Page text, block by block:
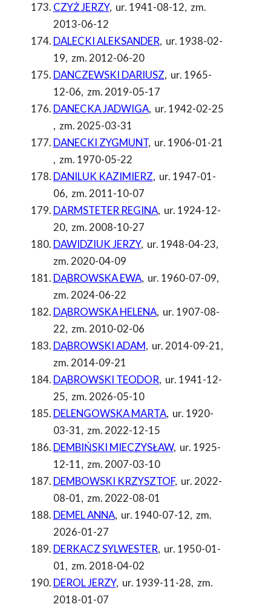
CZYŻ JERZY, ur. 1941-08-12, zm.
2013-06-12
DALECKI ALEKSANDER, ur. 1938-02-
19, zm. 2012-06-20
DANCZEWSKI DARIUSZ, ur. 1965-
12-06, zm. 2019-05-17
DANECKA JADWIGA, ur. 1942-02-25
, zm. 2025-03-31
DANECKI ZYGMUNT, ur. 1906-01-21
, zm. 1970-05-22
DANILUK KAZIMIERZ, ur. 1947-01-
06, zm. 2011-10-07
DARMSTETER REGINA, ur. 1924-12-
20, zm. 2008-10-27
DAWIDZIUK JERZY, ur. 1948-04-23,
zm. 2020-04-09
DĄBROWSKA EWA, ur. 1960-07-09,
zm. 2024-06-22
DĄBROWSKA HELENA, ur. 1907-08-
22, zm. 2010-02-06
DĄBROWSKI ADAM, ur. 2014-09-21,
zm. 2014-09-21
DĄBROWSKI TEODOR, ur. 1941-12-
25, zm. 2026-05-10
DELENGOWSKA MARTA, ur. 1920-
03-31, zm. 2022-12-15
DEMBIŃSKI MIECZYSŁAW, ur. 1925-
12-11, zm. 2007-03-10
DEMBOWSKI KRZYSZTOF, ur. 2022-
08-01, zm. 2022-08-01
DEMEL ANNA, ur. 1940-07-12, zm.
2026-01-27
DERKACZ SYLWESTER, ur. 1950-01-
01, zm. 2018-04-02
DEROL JERZY, ur. 1939-11-28, zm.
2018-01-07